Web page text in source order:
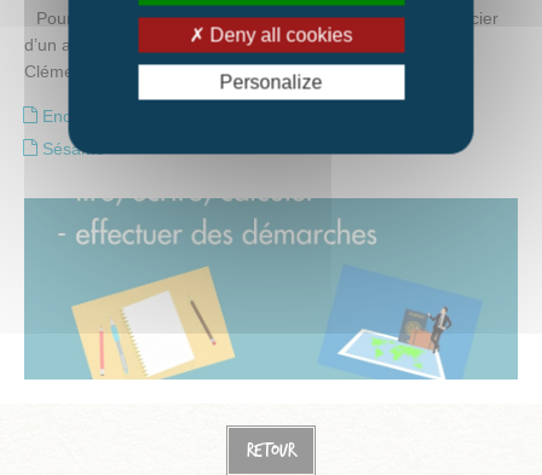
Pour plus d’information, pour devenir bénévole ou bénéficier
d’un accompagnement, prendre rendez-vous auprès de
Clémentine Lambert, Animatrice Accès aux droits.
Enquête 2024
Sésame
Retour
Deny all cookies
Personalize